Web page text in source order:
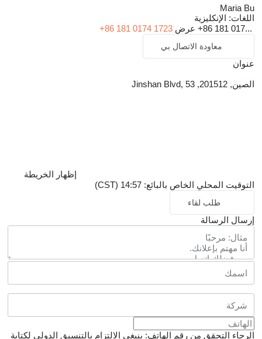
Maria Bu
اللغات: الإنكليزية
+86 181 017... عرض +86 181 0174 1723
معاودة الاتصال بي
عنوان
الصين, 201512, Jinshan Blvd, 53
إظهار الخريطة
التوقيت المحلي الخاص بالبائع: 14:57 (CST)
طلب لقاء
إرسال الرسالة
الرجاء التحقق من رقم الهاتف: ينبغي الالتزام بالتنسيق الدولي لكتابة